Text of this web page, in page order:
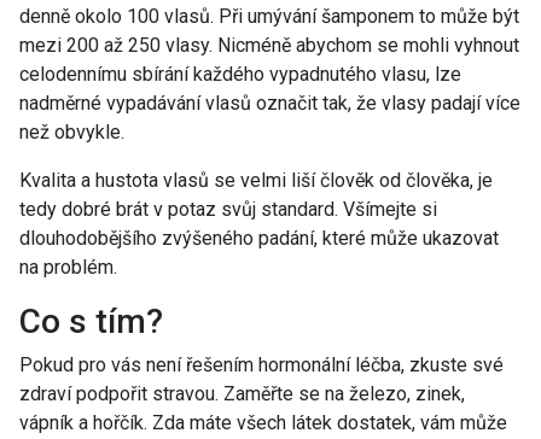
denně okolo 100 vlasů. Při umývání šamponem to může být
mezi 200 až 250 vlasy. Nicméně abychom se mohli vyhnout
celodennímu sbírání každého vypadnutého vlasu, lze
nadměrné vypadávání vlasů označit tak, že vlasy padají více
než obvykle.
Kvalita a hustota vlasů se velmi liší člověk od člověka, je
tedy dobré brát v potaz svůj standard. Všímejte si
dlouhodobějšího zvýšeného padání, které může ukazovat
na problém.
Co s tím?
Pokud pro vás není řešením hormonální léčba, zkuste své
zdraví podpořit stravou. Zaměřte se na železo, zinek,
vápník a hořčík. Zda máte všech látek dostatek, vám může